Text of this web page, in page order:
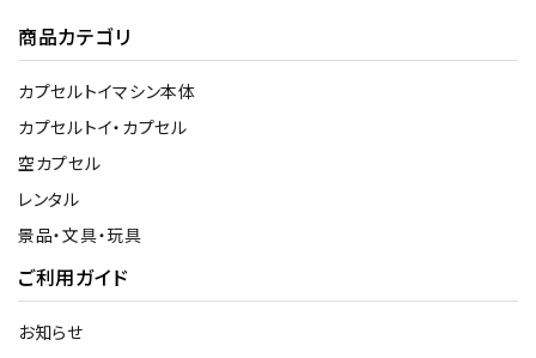
商品カテゴリ
カプセルトイマシン本体
カプセルトイ・カプセル
空カプセル
レンタル
景品・文具・玩具
ご利用ガイド
お知らせ